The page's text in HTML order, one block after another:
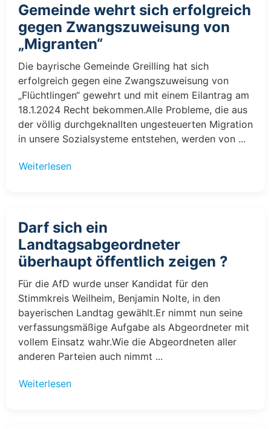
Gemeinde wehrt sich erfolgreich
gegen Zwangszuweisung von
„Migranten“
Die bayrische Gemeinde Greilling hat sich
erfolgreich gegen eine Zwangszuweisung von
„Flüchtlingen“ gewehrt und mit einem Eilantrag am
18.1.2024 Recht bekommen.Alle Probleme, die aus
der völlig durchgeknallten ungesteuerten Migration
in unsere Sozialsysteme entstehen, werden von ...
Weiterlesen
Darf sich ein
Landtagsabgeordneter
überhaupt öffentlich zeigen ?
Für die AfD wurde unser Kandidat für den
Stimmkreis Weilheim, Benjamin Nolte, in den
bayerischen Landtag gewählt.Er nimmt nun seine
verfassungsmäßige Aufgabe als Abgeordneter mit
vollem Einsatz wahr.Wie die Abgeordneten aller
anderen Parteien auch nimmt ...
Weiterlesen